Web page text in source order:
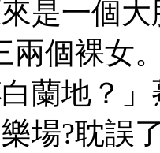
來是一個
兩個裸女
蘭地？
樂場?耽誤